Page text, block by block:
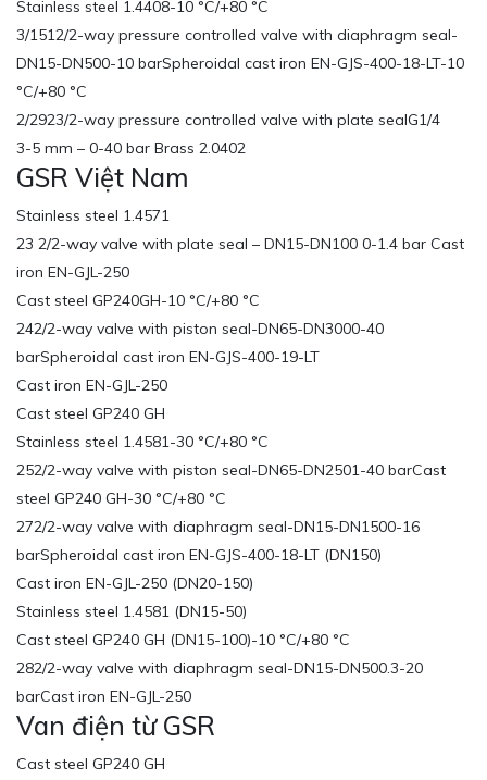
Stainless steel 1.4408-10 °C/+80 °C
3/1512/2-way pressure controlled valve with diaphragm seal-
DN15-DN500-10 barSpheroidal cast iron EN-GJS-400-18-LT-10
°C/+80 °C
2/2923/2-way pressure controlled valve with plate sealG1/4
3-5 mm – 0-40 bar Brass 2.0402
GSR Việt Nam
Stainless steel 1.4571
23 2/2-way valve with plate seal – DN15-DN100 0-1.4 bar Cast
iron EN-GJL-250
Cast steel GP240GH-10 °C/+80 °C
242/2-way valve with piston seal-DN65-DN3000-40
barSpheroidal cast iron EN-GJS-400-19-LT
Cast iron EN-GJL-250
Cast steel GP240 GH
Stainless steel 1.4581-30 °C/+80 °C
252/2-way valve with piston seal-DN65-DN2501-40 barCast
steel GP240 GH-30 °C/+80 °C
272/2-way valve with diaphragm seal-DN15-DN1500-16
barSpheroidal cast iron EN-GJS-400-18-LT (DN150)
Cast iron EN-GJL-250 (DN20-150)
Stainless steel 1.4581 (DN15-50)
Cast steel GP240 GH (DN15-100)-10 °C/+80 °C
282/2-way valve with diaphragm seal-DN15-DN500.3-20
barCast iron EN-GJL-250
Van điện từ GSR
Cast steel GP240 GH